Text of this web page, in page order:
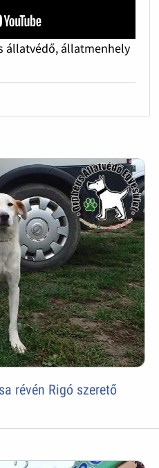
állatvédő, állatmenhely
révén Rigó szerető